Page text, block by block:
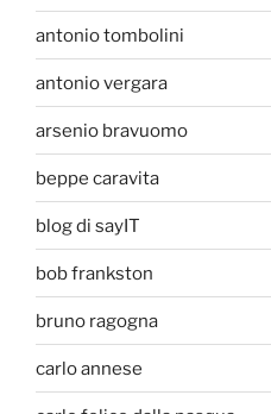
antonio tombolini
antonio vergara
arsenio bravuomo
beppe caravita
blog di sayIT
bob frankston
bruno ragogna
carlo annese